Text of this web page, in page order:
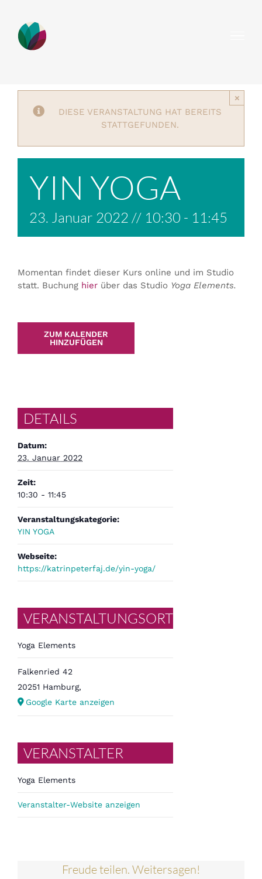
springen
DIESE VERANSTALTUNG HAT BEREITS
STATTGEFUNDEN.
×
YIN YOGA
23. Januar 2022 // 10:30 - 11:45
Momentan findet dieser Kurs online und im Studio
statt. Buchung hierüber das Studio Yoga Elements.
ZUM KALENDER
HINZUFÜGEN
DETAILS
Datum:
23. Januar 2022
Zeit:
10:30 - 11:45
Veranstaltungskategorie:
YIN YOGA
Webseite:
https://katrinpeterfaj.de/yin-yoga/
VERANSTALTUNGSORT
Yoga Elements
Falkenried 42
20251 Hamburg,
Google Karte anzeigen
VERANSTALTER
Yoga Elements
Veranstalter-Website anzeigen
Freude teilen. Weitersagen!